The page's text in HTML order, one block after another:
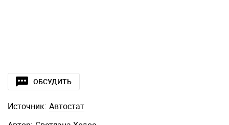
ОБСУДИТЬ
Источник: Автостат